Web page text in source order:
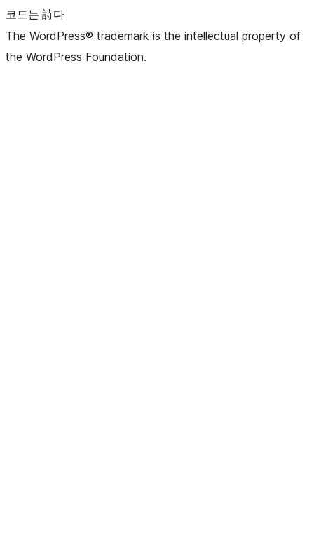
코드는 詩다
The WordPress® trademark is the intellectual property of
the WordPress Foundation.